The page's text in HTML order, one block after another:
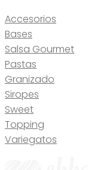
Accesorios
Bases
Salsa Gourmet
Pastas
Granizado
Siropes
Sweet
Topping
Variegatos